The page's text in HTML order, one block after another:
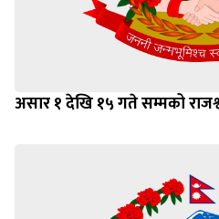
असार १ देखि १५ गते सम्मको